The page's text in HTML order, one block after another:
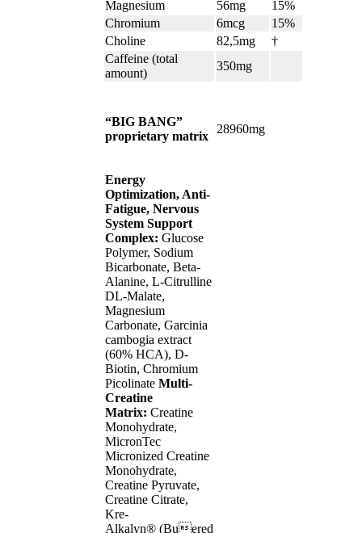
Magnesium 56mg
15%
Chromium
6mcg
15%
Choline
82,5mg
†
Caffeine (total
amount)
350mg
“BIG BANG”
proprietary matrix
28960mg
Energy
Optimization, Anti-
Fatigue, Nervous
System Support
Complex: Glucose
Polymer, Sodium
Bicarbonate, Beta-
Alanine, L-Citrulline
DL-Malate,
Magnesium
Carbonate, Garcinia
cambogia extract
(60% HCA), D-
Biotin, Chromium
Picolinate Multi-
Creatine
Matrix: Creatine
Monohydrate,
MicronTec
Micronized Creatine
Monohydrate,
Creatine Pyruvate,
Creatine Citrate,
Kre-
Alkalyn® (Buered